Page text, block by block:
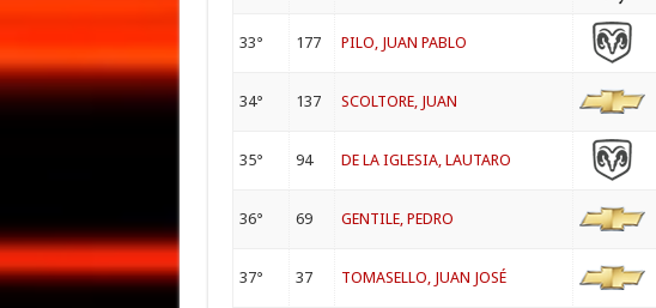
33° 177 PILO, JUAN PABLO
34° 137 SCOLTORE, JUAN
35° 94 DE LA IGLESIA, LAUTARO
36° 69 GENTILE, PEDRO
37° 37 TOMASELLO, JUAN JOSÉ